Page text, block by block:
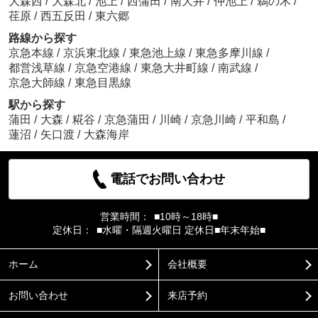
荏原 / 西五反田 / 東六郷
路線から探す
京急本線 / 京浜東北線 / 東急池上線 / 東急多摩川線 /
都営浅草線 / 京急空港線 / 東急大井町線 / 南武線 /
京急大師線 / 東急目黒線
駅から探す
蒲田 / 大森 / 糀谷 / 京急蒲田 / 川崎 / 京急川崎 / 平和島 /
蓮沼 / 矢口渡 / 大森海岸
電話でお問い合わせ
営業時間：
■10時～18時■
定休日：
■水曜・隔週火曜日 定休日■年末年始■
ホーム 会社概要
お問い合わせ 来店予約